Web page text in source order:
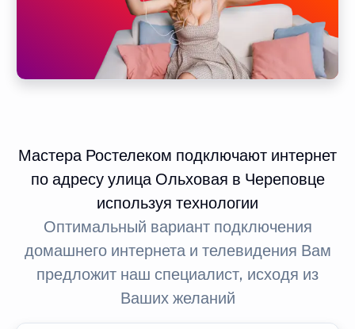
Мастера Ростелеком подключают интернет
по адресу улица Ольховая в Череповце
используя технологии
Оптимальный вариант подключения
домашнего интернета и телевидения Вам
предложит наш специалист, исходя из
Ваших желаний